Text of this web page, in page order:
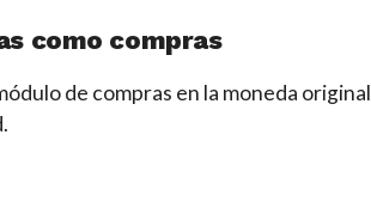
como compras
de compras en la moneda original